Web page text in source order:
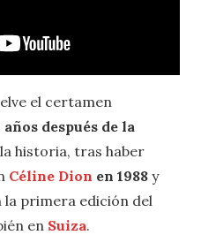
el certamen
años después de la
historia, tras haber
Céline Dion en 1988 y
la primera edición del
en Suiza.